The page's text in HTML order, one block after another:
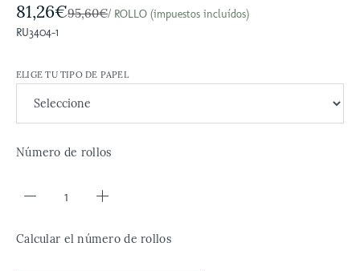
81,26€95,60€/ ROLLO (impuestos incluídos)
RU3404-1
ELIGE TU TIPO DE PAPEL
Número de rollos
Calcular el número de rollos